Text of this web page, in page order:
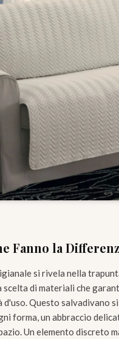
Fanno la
si rivela nella
scelta di materiali che
Questo salvadivano
forma, un abbraccio
Un elemento discreto